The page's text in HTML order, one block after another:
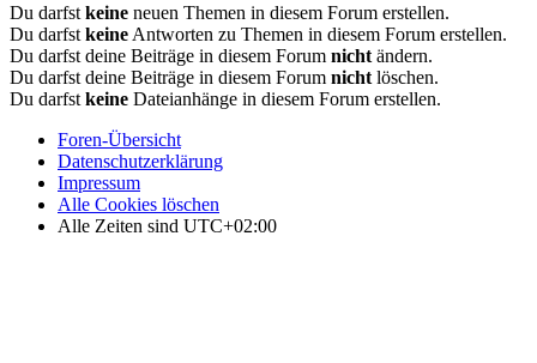
Du darfst keine neuen Themen in diesem Forum erstellen.
Du darfst keine Antworten zu Themen in diesem Forum erstellen.
Du darfst deine Beiträge in diesem Forum nicht ändern.
Du darfst deine Beiträge in diesem Forum nicht löschen.
Du darfst keine Dateianhänge in diesem Forum erstellen.
Foren-Übersicht
Datenschutzerklärung
Impressum
Alle Cookies löschen
Alle Zeiten sind UTC+02:00